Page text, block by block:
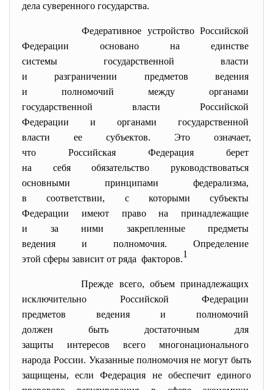
дела суверенного государства.
Федеративное устройствоРоссийской
Федерации основано на единстве
системы государственной власти
и разграничении предметов ведения
и полномочий между органами
государственной власти Российской
Федерации и органами государственной
власти ее субъектов. Это означает,
что Российская Федерация берет
на себя обязательство руководствоваться
основными принципами федерализма,
в соответствии, с которыми субъекты
Федерации имеют право на принадлежащие
и за ними закрепленные предметы
ведения и полномочия. Определение
этой сферы зависит от ряда факторов.1
Прежде всего, объемпринадлежащих
исключительно Российской Федерации
предметов ведения и полномочий
должен быть достаточным для
защиты интересов всего многонационального
народа России. Указанные полномочия не могут быть
защищены, если Федерация не обеспечит единого